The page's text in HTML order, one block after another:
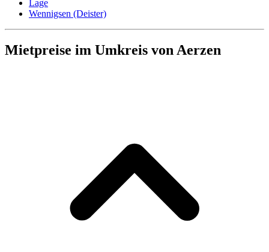
Lage
Wennigsen (Deister)
Mietpreise im Umkreis von Aerzen